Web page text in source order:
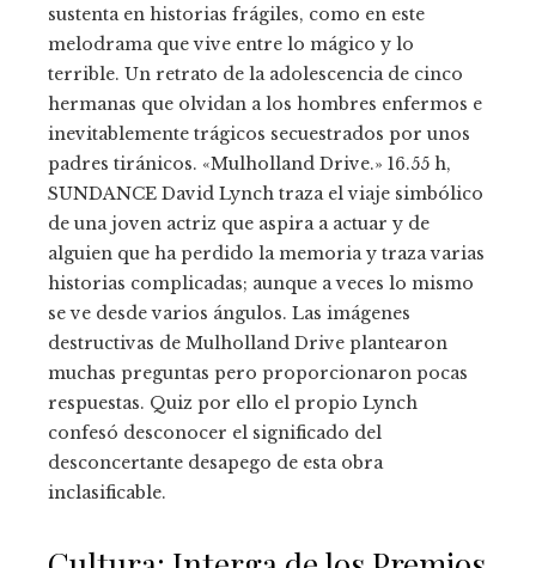
sustenta en historias frágiles, como en este
melodrama que vive entre lo mágico y lo
terrible. Un retrato de la adolescencia de cinco
hermanas que olvidan a los hombres enfermos e
inevitablemente trágicos secuestrados por unos
padres tiránicos. «Mulholland Drive.» 16.55 h,
SUNDANCE David Lynch traza el viaje simbólico
de una joven actriz que aspira a actuar y de
alguien que ha perdido la memoria y traza varias
historias complicadas; aunque a veces lo mismo
se ve desde varios ángulos. Las imágenes
destructivas de Mulholland Drive plantearon
muchas preguntas pero proporcionaron pocas
respuestas. Quiz por ello el propio Lynch
confesó desconocer el significado del
desconcertante desapego de esta obra
inclasificable.